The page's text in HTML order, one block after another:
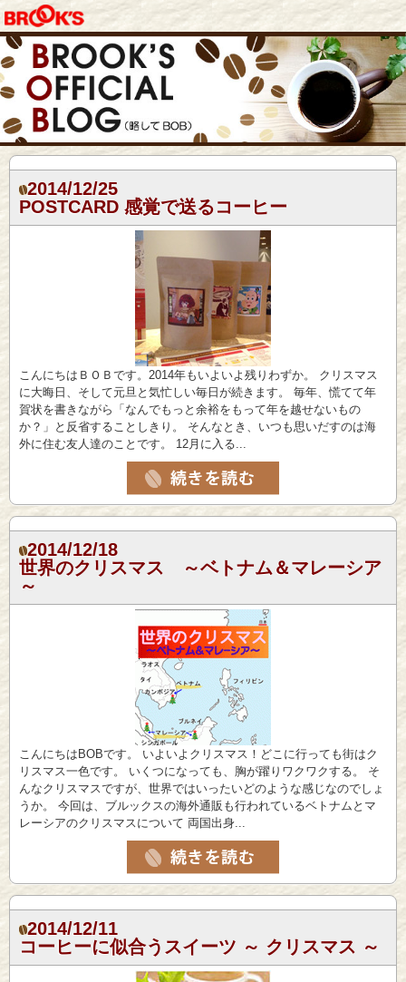
2014/12/25
POSTCARD 感覚で送るコーヒー
こんにちはＢＯＢです。2014年もいよいよ残りわずか。 クリスマス
に大晦日、そして元旦と気忙しい毎日が続きます。 毎年、慌てて年
賀状を書きながら「なんでもっと余裕をもって年を越せないもの
か？」と反省することしきり。 そんなとき、いつも思いだすのは海
外に住む友人達のことです。 12月に入る...
2014/12/18
世界のクリスマス ～ベトナム＆マレーシア
～
こんにちはBOBです。 いよいよクリスマス！どこに行っても街はク
リスマス一色です。 いくつになっても、胸が躍りワクワクする。 そ
んなクリスマスですが、世界ではいったいどのような感じなのでしょ
うか。 今回は、ブルックスの海外通販も行われているベトナムとマ
レーシアのクリスマスについて 両国出身...
2014/12/11
コーヒーに似合うスイーツ ～ クリスマス ～